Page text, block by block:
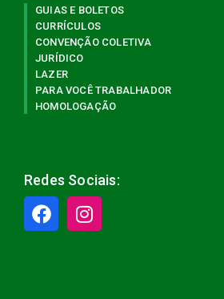
GUIAS E BOLETOS
CURRÍCULOS
CONVENÇÃO COLETIVA
JURÍDICO
LAZER
PARA VOCÊ TRABALHADOR
HOMOLOGAÇÃO
Redes Sociais: